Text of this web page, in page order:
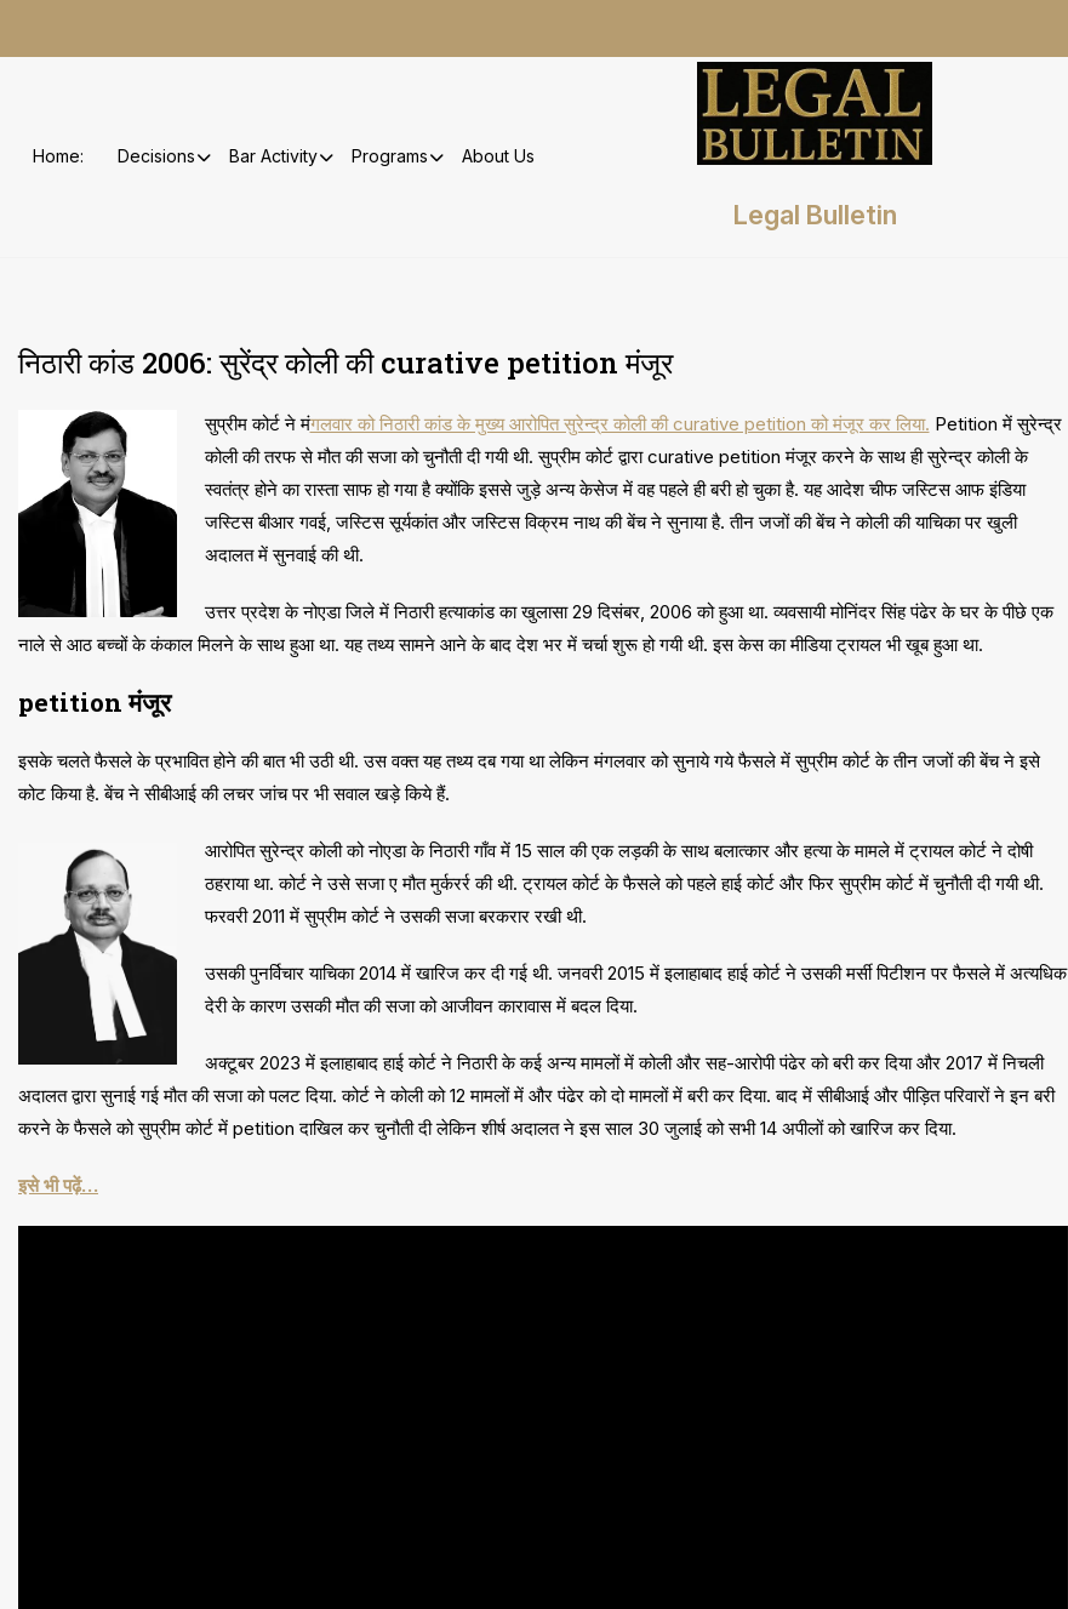
Home: Decisions Bar Activity Programs About Us
Legal Bulletin
निठारी कांड 2006: सुरेंद्र कोली की curative petition मंजूर
सुप्रीम कोर्ट ने मंगलवार को निठारी कांड के मुख्य आरोपित सुरेन्द्र कोली की curative petition को मंजूर कर लिया. Petition में सुरेन्द्र
कोली की तरफ से मौत की सजा को चुनौती दी गयी थी. सुप्रीम कोर्ट द्वारा curative petition मंजूर करने के साथ ही सुरेन्द्र कोली के
स्वतंत्र होने का रास्ता साफ हो गया है क्योंकि इससे जुड़े अन्य केसेज में वह पहले ही बरी हो चुका है. यह आदेश चीफ जस्टिस आफ इंडिया
जस्टिस बीआर गवई, जस्टिस सूर्यकांत और जस्टिस विक्रम नाथ की बेंच ने सुनाया है. तीन जजों की बेंच ने कोली की याचिका पर खुली
अदालत में सुनवाई की थी.
उत्तर प्रदेश के नोएडा जिले में निठारी हत्याकांड का खुलासा 29 दिसंबर, 2006 को हुआ था. व्यवसायी मोनिंदर सिंह पंढेर के घर के पीछे एक
नाले से आठ बच्चों के कंकाल मिलने के साथ हुआ था. यह तथ्य सामने आने के बाद देश भर में चर्चा शुरू हो गयी थी. इस केस का मीडिया ट्रायल भी खूब हुआ था.
petition मंजूर
इसके चलते फैसले के प्रभावित होने की बात भी उठी थी. उस वक्त यह तथ्य दब गया था लेकिन मंगलवार को सुनाये गये फैसले में सुप्रीम कोर्ट के तीन जजों की बेंच ने इसे
कोट किया है. बेंच ने सीबीआई की लचर जांच पर भी सवाल खड़े किये हैं.
आरोपित सुरेन्द्र कोली को नोएडा के निठारी गाँव में 15 साल की एक लड़की के साथ बलात्कार और हत्या के मामले में ट्रायल कोर्ट ने दोषी
ठहराया था. कोर्ट ने उसे सजा ए मौत मुर्करर्र की थी. ट्रायल कोर्ट के फैसले को पहले हाई कोर्ट और फिर सुप्रीम कोर्ट में चुनौती दी गयी थी.
फरवरी 2011 में सुप्रीम कोर्ट ने उसकी सजा बरकरार रखी थी.
उसकी पुनर्विचार याचिका 2014 में खारिज कर दी गई थी. जनवरी 2015 में इलाहाबाद हाई कोर्ट ने उसकी मर्सी पिटीशन पर फैसले में अत्यधिक
देरी के कारण उसकी मौत की सजा को आजीवन कारावास में बदल दिया.
अक्टूबर 2023 में इलाहाबाद हाई कोर्ट ने निठारी के कई अन्य मामलों में कोली और सह-आरोपी पंढेर को बरी कर दिया और 2017 में निचली
अदालत द्वारा सुनाई गई मौत की सजा को पलट दिया. कोर्ट ने कोली को 12 मामलों में और पंढेर को दो मामलों में बरी कर दिया. बाद में सीबीआई और पीड़ित परिवारों ने इन बरी
करने के फैसले को सुप्रीम कोर्ट में petition दाखिल कर चुनौती दी लेकिन शीर्ष अदालत ने इस साल 30 जुलाई को सभी 14 अपीलों को खारिज कर दिया.
इसे भी पढ़ें…